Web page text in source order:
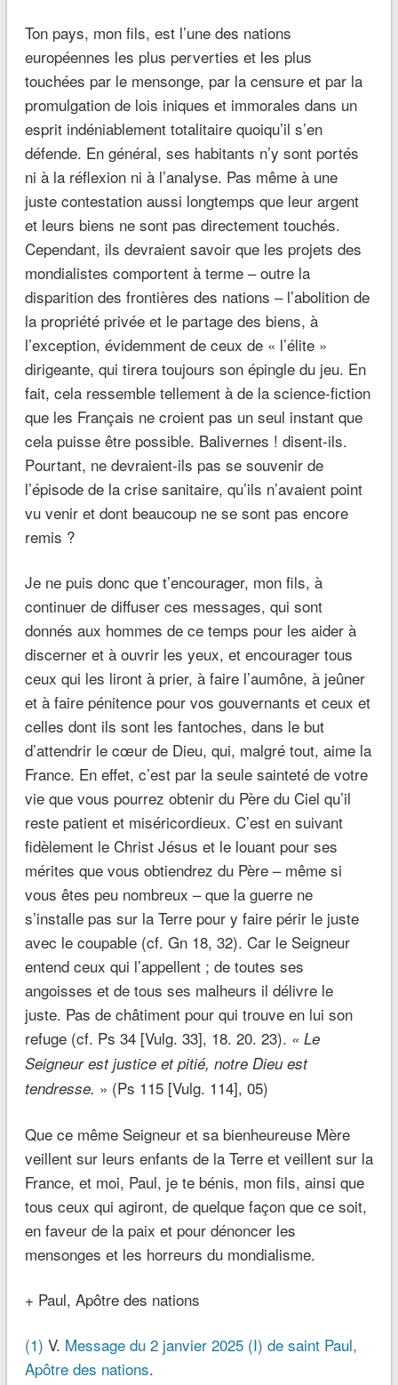
Ton pays, mon fils, est l’une des nations
européennes les plus perverties et les plus
touchées par le mensonge, par la censure et par la
promulgation de lois iniques et immorales dans un
esprit indéniablement totalitaire quoiqu’il s’en
défende. En général, ses habitants n’y sont portés
ni à la réflexion ni à l’analyse. Pas même à une
juste contestation aussi longtemps que leur argent
et leurs biens ne sont pas directement touchés.
Cependant, ils devraient savoir que les projets des
mondialistes comportent à terme – outre la
disparition des frontières des nations – l’abolition de
la propriété privée et le partage des biens, à
l’exception, évidemment de ceux de « l’élite »
dirigeante, qui tirera toujours son épingle du jeu. En
fait, cela ressemble tellement à de la science-fiction
que les Français ne croient pas un seul instant que
cela puisse être possible. Balivernes ! disent-ils.
Pourtant, ne devraient-ils pas se souvenir de
l’épisode de la crise sanitaire, qu’ils n’avaient point
vu venir et dont beaucoup ne se sont pas encore
remis ?
Je ne puis donc que t’encourager, mon fils, à
continuer de diffuser ces messages, qui sont
donnés aux hommes de ce temps pour les aider à
discerner et à ouvrir les yeux, et encourager tous
ceux qui les liront à prier, à faire l’aumône, à jeûner
et à faire pénitence pour vos gouvernants et ceux et
celles dont ils sont les fantoches, dans le but
d’attendrir le cœur de Dieu, qui, malgré tout, aime la
France. En effet, c’est par la seule sainteté de votre
vie que vous pourrez obtenir du Père du Ciel qu’il
reste patient et miséricordieux. C’est en suivant
fidèlement le Christ Jésus et le louant pour ses
mérites que vous obtiendrez du Père – même si
vous êtes peu nombreux – que la guerre ne
s’installe pas sur la Terre pour y faire périr le juste
avec le coupable (cf. Gn 18, 32). Car le Seigneur
entend ceux qui l’appellent ; de toutes ses
angoisses et de tous ses malheurs il délivre le
juste. Pas de châtiment pour qui trouve en lui son
refuge (cf. Ps 34 [Vulg. 33], 18. 20. 23). « Le
Seigneur est justice et pitié, notre Dieu est
tendresse. » (Ps 115 [Vulg. 114], 05)
Que ce même Seigneur et sa bienheureuse Mère
veillent sur leurs enfants de la Terre et veillent sur la
France, et moi, Paul, je te bénis, mon fils, ainsi que
tous ceux qui agiront, de quelque façon que ce soit,
en faveur de la paix et pour dénoncer les
mensonges et les horreurs du mondialisme.
+ Paul, Apôtre des nations
(1) V. Message du 2 janvier 2025 (I) de saint Paul,
Apôtre des nations.